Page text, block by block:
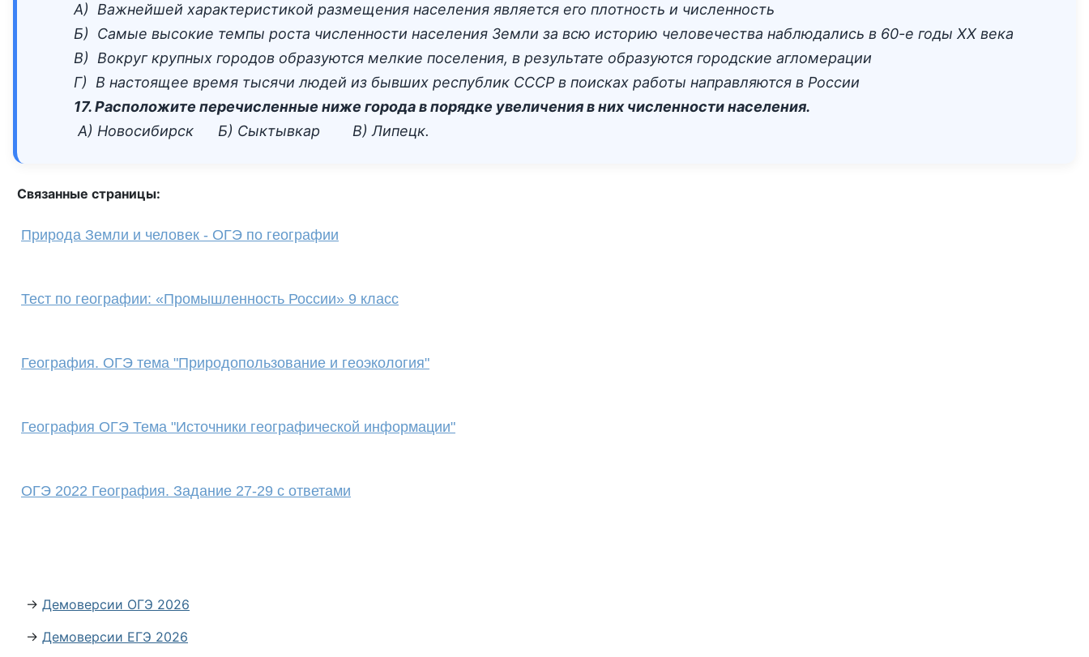
А) Важнейшей характеристикой размещения населения является его плотность и численность
Б) Самые высокие темпы роста численности населения Земли за всю историю человечества наблюдались в 60-е годы XX века
В) Вокруг крупных городов образуются мелкие поселения, в результате образуются городские агломерации
Г) В настоящее время тысячи людей из бывших республик СССР в поисках работы направляются в России
17. Расположите перечисленные ниже города в порядке увеличения в них численности населения.
А) Новосибирск Б) Сыктывкар В) Липецк.
Связанные страницы:
Природа Земли и человек - ОГЭ по географии
Тест по географии: «Промышленность России» 9 класс
География. ОГЭ тема "Природопользование и геоэкология"
География ОГЭ Тема "Источники географической информации"
ОГЭ 2022 География. Задание 27-29 с ответами
→ Демоверсии ОГЭ 2026
→ Демоверсии ЕГЭ 2026